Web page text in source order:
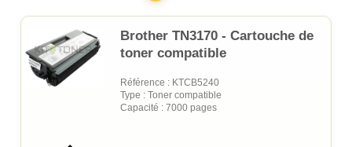
Brother TN3170 - Cartouche de
toner compatible
Référence : KTCB5240
Type : Toner compatible
Capacité : 7000 pages